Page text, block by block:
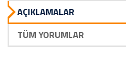
AÇIKLAMALAR
TÜM YORUMLAR